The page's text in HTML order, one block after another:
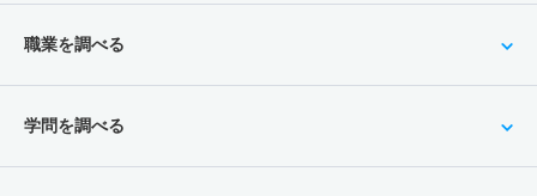
職業を調べる
学問を調べる